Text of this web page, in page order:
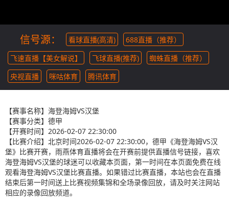
信号源： 看球直播(高清)
688直播（推荐）
飞速直播【美女解说】
飞球直播(推荐)
蜘蛛直播（推荐）
央视直播
咪咕体育 腾讯体育
【赛事名称】 海登海姆VS汉堡
【赛事分类】 德甲
【开赛时间】 2026-02-07 22:30:00
【比赛介绍】 北京时间2026-02-07 22:30:00，德甲《海登海姆VS汉
堡》比赛开赛，雨燕体育直播将会在开赛前提供直播信号链接，喜欢
海登海姆VS汉堡的球迷可以收藏本页面，第一时间在本页面免费在线
观看海登海姆VS汉堡比赛直播。如果错过比赛直播，本站也会在直播
结束后第一时间送上比赛视频集锦和全场录像回放，请及时关注网站
相应的录像回放频道。